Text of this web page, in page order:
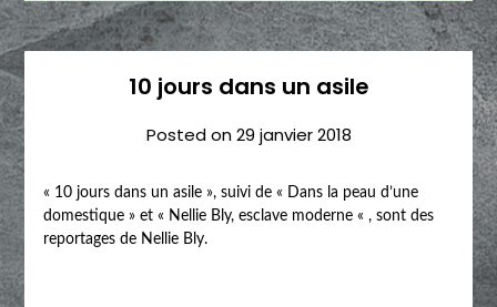
10 jours dans un asile
Posted on29 janvier 2018
« 10 jours dans un asile », suivi de « Dans la peau d’une
domestique » et « Nellie Bly, esclave moderne « , sont des
reportages de Nellie Bly.